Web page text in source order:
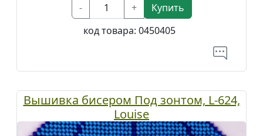
- +
Купить
код товара: 0450405
Вышивка бисером Под зонтом, L-624,
Louise